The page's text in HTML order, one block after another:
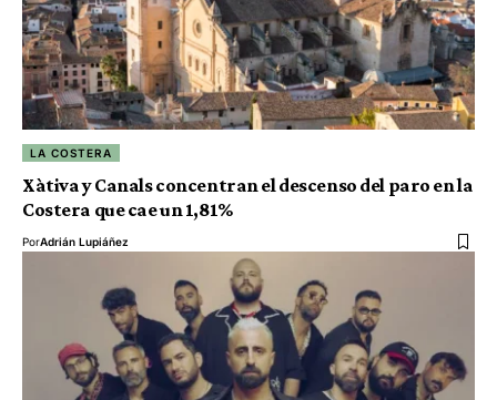
LA COSTERA
Xàtiva y Canals concentran el descenso del paro en la
Costera que cae un 1,81%
PorAdrián Lupiáñez